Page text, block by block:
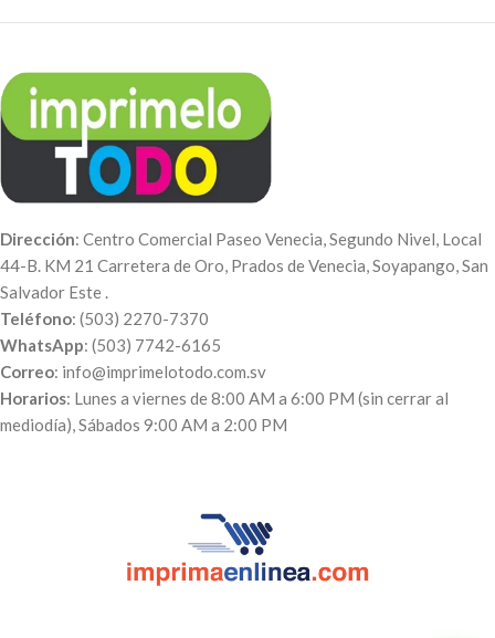
info@imprimaenlinea.como a
número de pedido y el día en qué
te enviaremos el diseño de cómo
quedará y una vez aprobado se
imprime.
Dirección: Centro Comercial Paseo Venecia, Segundo Nivel, Local
44-B. KM 21 Carretera de Oro, Prados de Venecia, Soyapango, San
Salvador Este .
Teléfono: (503) 2270-7370
WhatsApp: (503) 7742-6165
Correo: info@imprimelotodo.com.sv
Horarios: Lunes a viernes de 8:00 AM a 6:00 PM (sin cerrar al
mediodía), Sábados 9:00 AM a 2:00 PM